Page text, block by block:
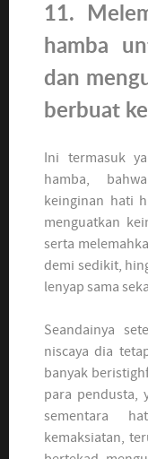
11.
hamba
dan
berbuat
Ini termasuk
hamba,
keinginan hati
menguatkan
serta
demi sedikit,
lenyap sama
Seandainya
niscaya dia
banyak
para pendusta,
sementara
kemaksiatan,